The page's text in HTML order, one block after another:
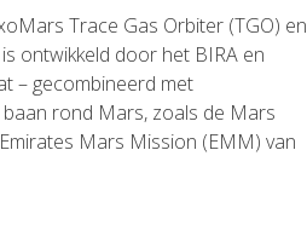
Trace Gas Orbiter (TGO) en
ontwikkeld door het BIRA en
– gecombineerd met
rond Mars, zoals de Mars
Mars Mission (EMM) van